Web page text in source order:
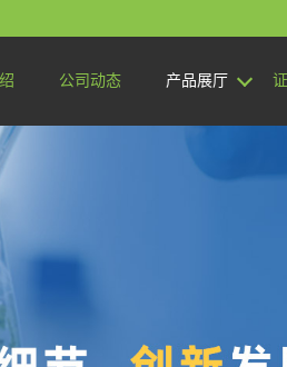
公司动态 产品展厅